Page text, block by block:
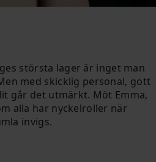
största lager är inget man
med skicklig personal, gott
går det utmärkt. Möt Emma,
alla har nyckelroller när
invigs.